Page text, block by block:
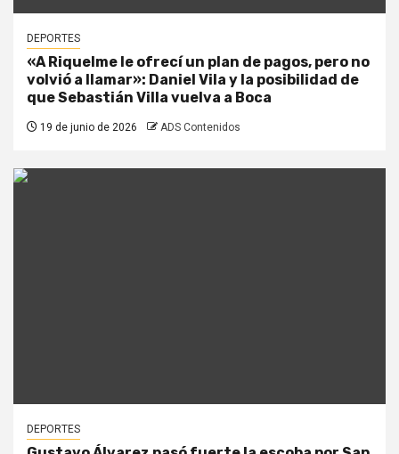
DEPORTES
«A Riquelme le ofrecí un plan de pagos, pero no
volvió a llamar»: Daniel Vila y la posibilidad de
que Sebastián Villa vuelva a Boca
19 de junio de 2026 ADS Contenidos
DEPORTES